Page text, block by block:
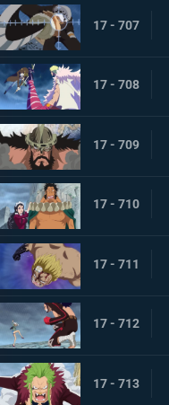
17 - 707
17 - 708
17 - 709
17 - 710
17 - 711
17 - 712
17 - 713